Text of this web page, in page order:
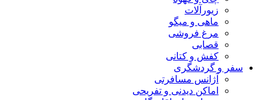
زیورآلات
ماهی و میگو
مرغ فروشی
قصابی
کفش و کتانی
سفر و گردشگری
آژانس مسافرتی
اماکن دیدنی و تفریحی